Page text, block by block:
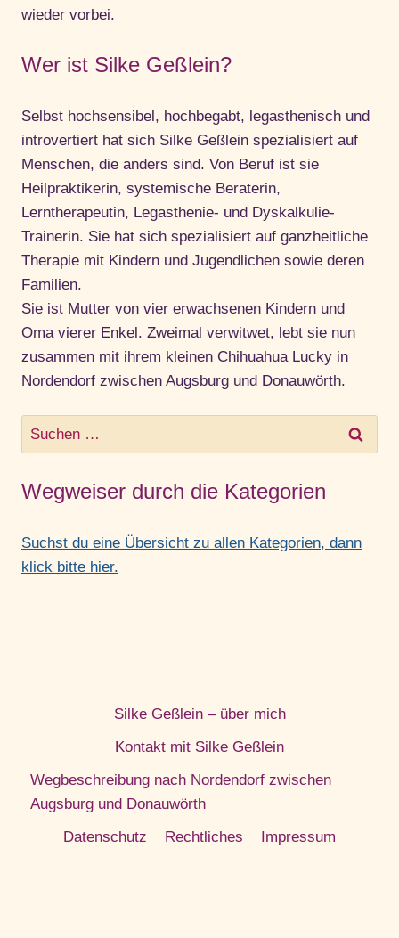
wieder vorbei.
Wer ist Silke Geßlein?
Selbst hochsensibel, hochbegabt, legasthenisch und
introvertiert hat sich Silke Geßlein spezialisiert auf
Menschen, die anders sind. Von Beruf ist sie
Heilpraktikerin, systemische Beraterin,
Lerntherapeutin, Legasthenie- und Dyskalkulie-
Trainerin. Sie hat sich spezialisiert auf ganzheitliche
Therapie mit Kindern und Jugendlichen sowie deren
Familien.
Sie ist Mutter von vier erwachsenen Kindern und
Oma vierer Enkel. Zweimal verwitwet, lebt sie nun
zusammen mit ihrem kleinen Chihuahua Lucky in
Nordendorf zwischen Augsburg und Donauwörth.
Suchen
nach:
Wegweiser durch die Kategorien
Suchst du eine Übersicht zu allen Kategorien, dann
klick bitte hier.
Silke Geßlein – über mich
Kontakt mit Silke Geßlein
Wegbeschreibung nach Nordendorf zwischen
Augsburg und Donauwörth
Datenschutz
Rechtliches Impressum